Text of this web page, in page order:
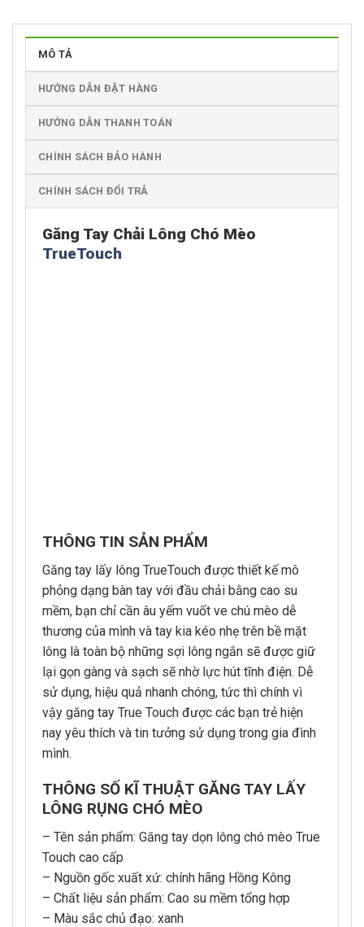
MÔ TẢ
HƯỚNG DẪN ĐẶT HÀNG
HƯỚNG DẪN THANH TOÁN
CHÍNH SÁCH BẢO HÀNH
CHÍNH SÁCH ĐỔI TRẢ
Găng Tay Chải Lông Chó Mèo
TrueTouch
THÔNG TIN SẢN PHẨM
Găng tay lấy lông TrueTouch được thiết kế mô
phỏng dạng bàn tay với đầu chải bằng cao su
mềm, bạn chỉ cần âu yếm vuốt ve chú mèo dễ
thương của mình và tay kia kéo nhẹ trên bề mặt
lông là toàn bộ những sợi lông ngắn sẽ được giữ
lại gọn gàng và sạch sẽ nhờ lực hút tĩnh điện. Dễ
sử dụng, hiệu quả nhanh chóng, tức thì chính vì
vậy găng tay True Touch được các bạn trẻ hiện
nay yêu thích và tin tưởng sử dụng trong gia đình
mình.
THÔNG SỐ KĨ THUẬT GĂNG TAY LẤY
LÔNG RỤNG CHÓ MÈO
– Tên sản phẩm: Găng tay dọn lông chó mèo True
Touch cao cấp
– Nguồn gốc xuất xứ: chính hãng Hồng Kông
– Chất liệu sản phẩm: Cao su mềm tổng hợp
– Màu sắc chủ đạo: xanh